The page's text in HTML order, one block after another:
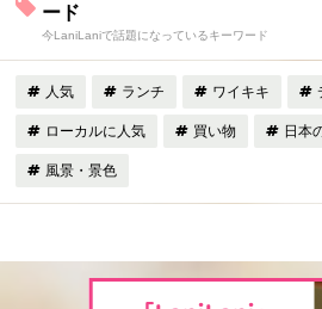
ード
今LaniLaniで話題になっているキーワード
人気 ランチ ワイキキ
ローカルに人気 買い物 日本
風景・景色